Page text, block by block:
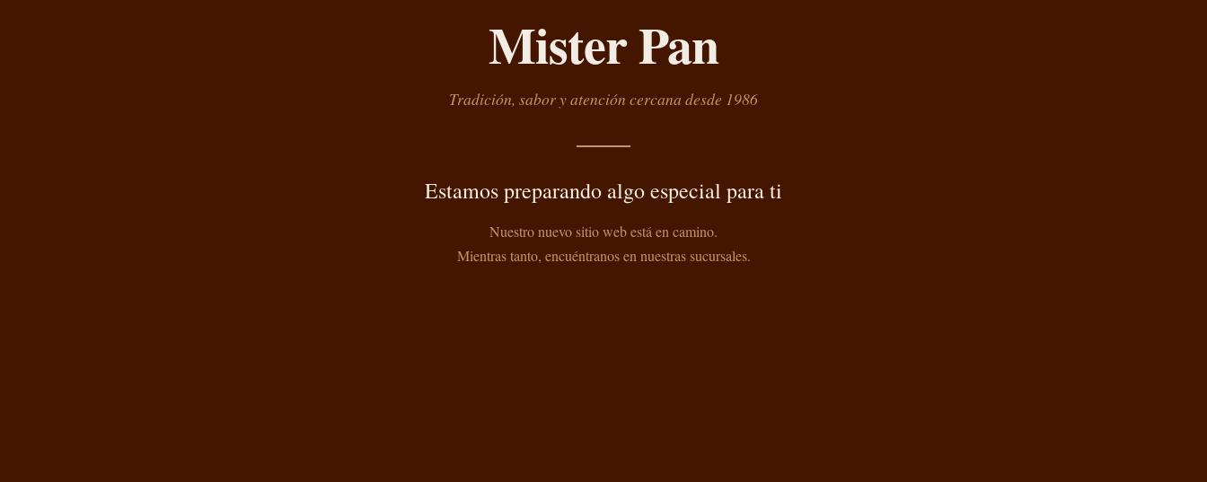
Mister Pan
Tradición, sabor y atención cercana desde 1986
Estamos preparando algo especial para ti
Nuestro nuevo sitio web está en camino.
Mientras tanto, encuéntranos en nuestras sucursales.